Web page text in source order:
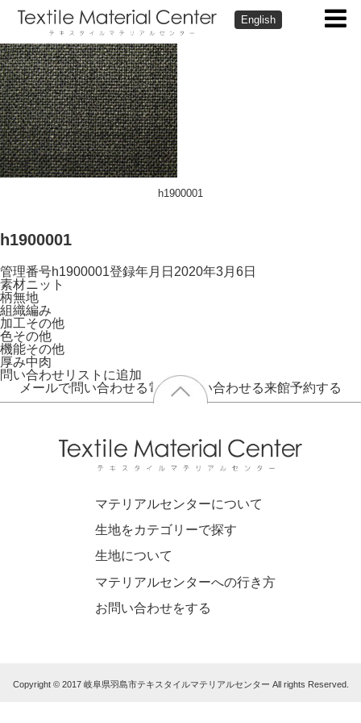
English
h1900001
h1900001
管理番号h1900001登録年月日 2020年3月6日
素材ニット
柄無地
組織編み
加工その他
色その他
機能その他
厚み中肉
問い合わせリストに追加
メールで問い合わせる電話で問い合わせる来館予約する
マテリアルセンターについて
生地をカテゴリーで探す
生地について
マテリアルセンターへの行き方
お問い合わせをする
Copyright © 2017 岐阜県羽島市テキスタイルマテリアルセンター All rights Reserved.